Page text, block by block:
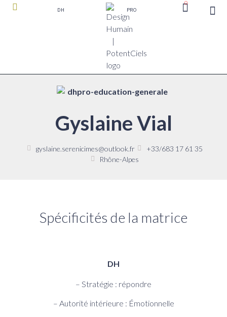
DH PRO
0
Gyslaine Vial
gyslaine.serenicimes@outlook.fr
+33/683 17 61 35
Rhône-Alpes
Spécificités de la matrice
DH
– Stratégie : répondre
– Autorité intérieure : Émotionnelle